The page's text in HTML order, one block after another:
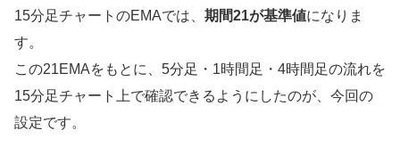
15分足チャートのEMAでは、 期間21が基準値になりま
す。
この21EMAをもとに、5分足・1時間足・4時間足の流れを
15分足チャート上で確認できるようにしたのが、今回の
設定です。